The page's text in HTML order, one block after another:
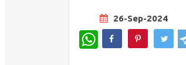
26-Sep-2024
WhatsApp